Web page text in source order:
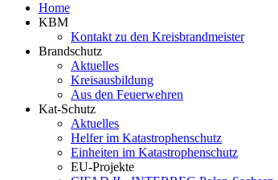
Home
KBM
Kontakt zu den Kreisbrandmeister
Brandschutz
Aktuelles
Kreisausbildung
Aus den Feuerwehren
Kat-Schutz
Aktuelles
Helfer im Katastrophenschutz
Einheiten im Katastrophenschutz
EU-Projekte